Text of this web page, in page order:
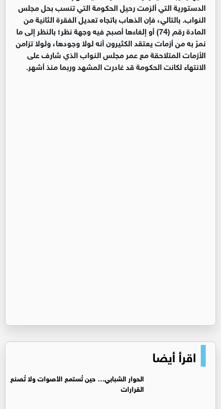
الدستورية التي ألزمت رحيل الحكومة التي تنسب بحل مجلس
النواب. بالتالي، فإن الذهاب باتجاه تعديل الفقرة الثانية من
المادة رقم (74) أو إلغاءها أصبح فيه وجهة نظر؛ بالنظر إلى ما
نمرّ به من أزمات يعتقد الكثيرون أنه لولا وجودها، ولولا تزامن
الأزمات المتلاحقة مع عمر مجلس النواب الذي شارف على
الانتهاء لكانت الحكومة قد غادرت المشهد وربما منذ أشهر.
اقرأ أيضا
الحوار الشبابي… حين تُستمع الأصوات ولا تُصنع
القرارات